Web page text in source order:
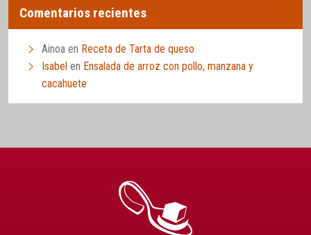
Comentarios recientes
Ainoa en Receta de Tarta de queso
Isabel en Ensalada de arroz con pollo, manzana y
cacahuete